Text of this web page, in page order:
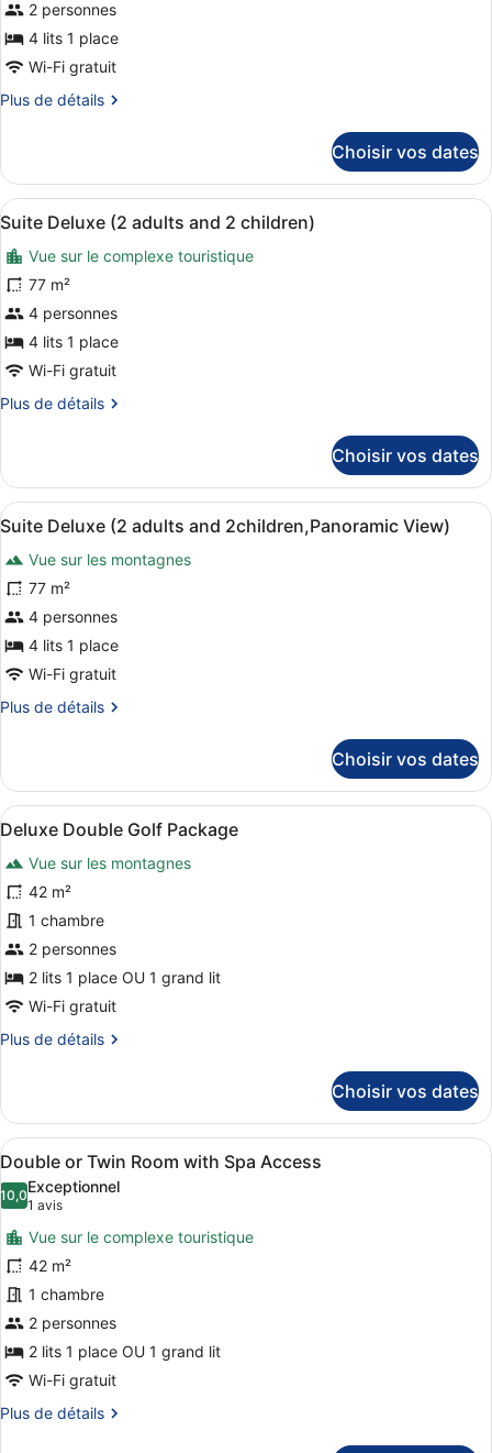
type
de
chambre :
Suite
View)
2 personnes
4 lits 1 place
Wi-Fi gratuit
Plus de détails
Plus
le
type
de
Suite
Deluxe
(Panoramic
View)
Choisir vos dates
Afficher
toutes
les
photos
pour
ce
type
chambre :
(2
adults
and
2
children)
Une chambre d’hôtel avec un
7
Suite Deluxe (2 adults and 2 children)
Vue sur le complexe touristique
77 m²
4 personnes
4 lits 1 place
Wi-Fi gratuit
Plus de détails
Plus
le
type
de
Suite
Deluxe
(2
adults
and
children)
Choisir vos dates
Afficher
toutes
les
photos
pour
ce
type
chambre :
(2
adults
and
2children,Panoramic
View)
Une chambre d’hôtel avec un
5
Suite Deluxe (2 adults and 2children,Panoramic View)
Vue sur les montagnes
77 m²
4 personnes
4 lits 1 place
Wi-Fi gratuit
Plus de détails
Plus
le
type
de
Suite
Deluxe
(2
adults
and
2children,Panoramic
View)
Choisir vos dates
Afficher
toutes
les
photos
pour
ce
type
de
chambre :
Deluxe
Package
Une chambre d’hôtel avec un lit,
3
Deluxe Double Golf Package
Vue sur les montagnes
42 m²
1 chambre
2 personnes
2 lits 1 place OU 1 grand lit
Wi-Fi gratuit
Plus de détails
Plus
le
type
de
chambre
Deluxe
Double
Golf
Package
Choisir vos dates
Afficher
toutes
les
photos
pour
ce
type
de
chambre :
Double
or
Twin
Une chambre d’hôtel avec un lit,
7
Double or Twin Room with Spa Access
10,010,0 sur 10
Exceptionnel
1 avis
(1 avis)
Vue sur le complexe touristique
42 m²
1 chambre
2 personnes
2 lits 1 place OU 1 grand lit
Wi-Fi gratuit
Plus de détails
Plus